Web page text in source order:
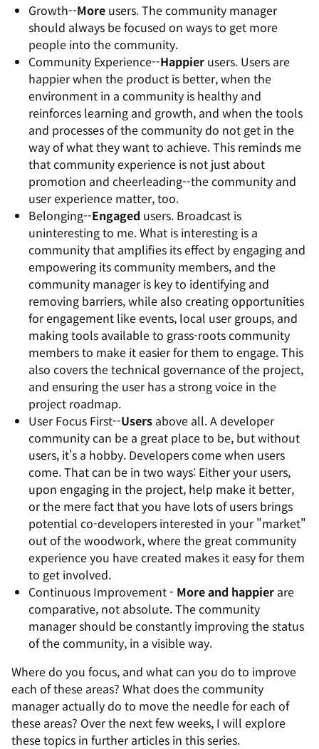
Growth--More users. The community manager
should always be focused on ways to get more
people into the community.
Community Experience--Happier users. Users are
happier when the product is better, when the
environment in a community is healthy and
reinforces learning and growth, and when the tools
and processes of the community do not get in the
way of what they want to achieve. This reminds me
that community experience is not just about
promotion and cheerleading--the community and
user experience matter, too.
Belonging--Engaged users. Broadcast is
uninteresting to me. What is interesting is a
community that amplifies its effect by engaging and
empowering its community members, and the
community manager is key to identifying and
removing barriers, while also creating opportunities
for engagement like events, local user groups, and
making tools available to grass-roots community
members to make it easier for them to engage. This
also covers the technical governance of the project,
and ensuring the user has a strong voice in the
project roadmap.
User Focus First--Users above all. A developer
community can be a great place to be, but without
users, it's a hobby. Developers come when users
come. That can be in two ways: Either your users,
upon engaging in the project, help make it better,
or the mere fact that you have lots of users brings
potential co-developers interested in your "market"
out of the woodwork, where the great community
experience you have created makes it easy for them
to get involved.
Continuous Improvement - More and happier are
comparative, not absolute. The community
manager should be constantly improving the status
of the community, in a visible way.
Where do you focus, and what can you do to improve
each of these areas? What does the community
manager actually do to move the needle for each of
these areas? Over the next few weeks, I will explore
these topics in further articles in this series.